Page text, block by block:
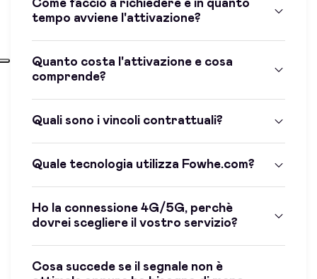
Come faccio a richiedere e in quanto
tempo avviene l'attivazione?
Quanto costa l'attivazione e cosa
comprende?
Quali sono i vincoli contrattuali?
Quale tecnologia utilizza Fowhe.com?
Ho la connessione 4G/5G, perchè
dovrei scegliere il vostro servizio?
Cosa succede se il segnale non è